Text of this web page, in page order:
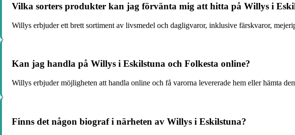
Vilka sorters produkter kan jag förvänta mig att hitta på Willys i
Willys erbjuder ett brett sortiment av livsmedel och dagligvaror, inklusive färskvaror,
Kan jag handla på Willys i Eskilstuna och Folkesta online?
Willys erbjuder möjligheten att handla online och få varorna levererade hem eller hämta
Finns det någon biograf i närheten av Willys i Eskilstuna?